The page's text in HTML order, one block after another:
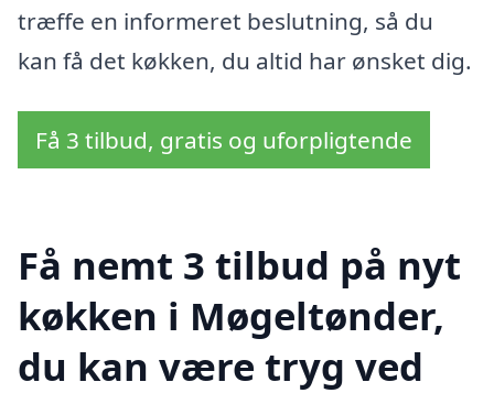
træffe en informeret beslutning, så du
kan få det køkken, du altid har ønsket dig.
Få 3 tilbud, gratis og uforpligtende
Få nemt 3 tilbud på nyt
køkken i Møgeltønder,
du kan være tryg ved